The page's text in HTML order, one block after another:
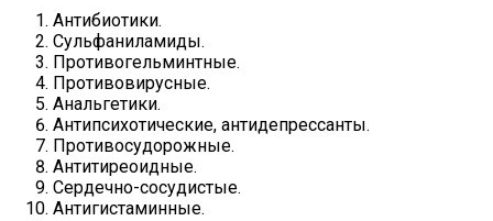
Антибиотики.
Сульфаниламиды.
Противогельминтные.
Противовирусные.
Анальгетики.
Антипсихотические, антидепрессанты.
Противосудорожные.
Антитиреоидные.
Сердечно-сосудистые.
Антигистаминные.